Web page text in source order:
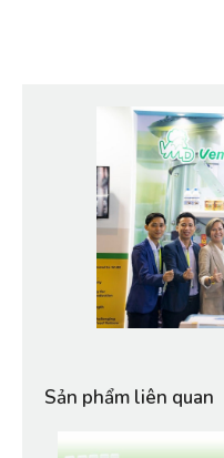
Sản phẩm liên quan